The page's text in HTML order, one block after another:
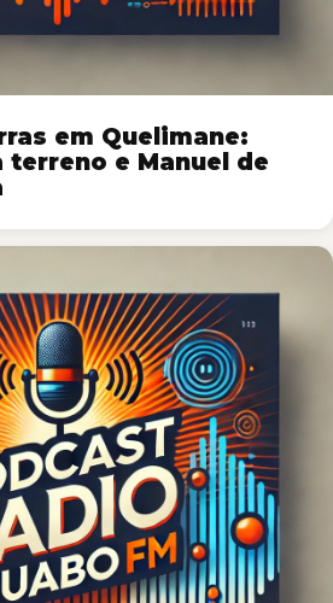
em Quelimane:
terreno e Manuel de